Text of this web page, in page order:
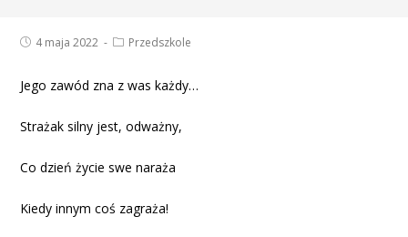
4 maja 2022 Przedszkole
Jego zawód zna z was każdy…
Strażak silny jest, odważny,
Co dzień życie swe naraża
Kiedy innym coś zagraża!